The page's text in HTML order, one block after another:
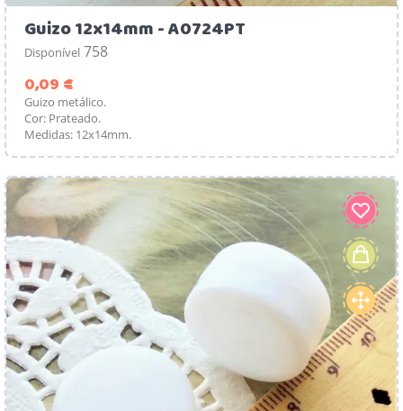
Guizo 12x14mm - A0724PT
Disponível 758
0,09 €
Guizo metálico.
Cor: Prateado.
Medidas: 12x14mm.